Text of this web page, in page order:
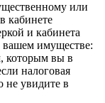
или
кабинете
и кабинета
имуществе:
которым вы в
налоговая
не увидите в